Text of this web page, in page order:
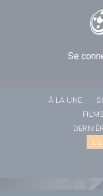
Se
À LA UNE
Panneau de gestion